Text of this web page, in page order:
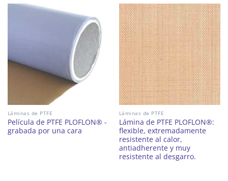
Láminas de PTFE
Película de PTFE PLOFLON® -
grabada por una cara
Láminas de PTFE
Lámina de PTFE PLOFLON®:
flexible, extremadamente
resistente al calor,
antiadherente y muy
resistente al desgarro.